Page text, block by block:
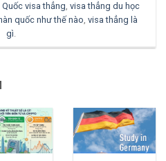
visa thẳng, visa thẳng du học
quốc như thế nào, visa thẳng là
gì.